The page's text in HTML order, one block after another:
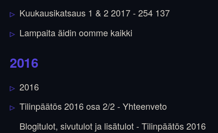
Kuukausikatsaus 1 & 2 2017 - 254 137
Lampaita äidin oomme kaikki
2016
2016
Tilinpäätös 2016 osa 2/2 - Yhteenveto
Blogitulot, sivutulot ja lisätulot - Tilinpäätös 2016